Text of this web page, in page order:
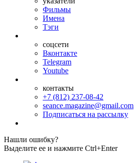
Фильмы
Имена
Тэги
соцсети
Вконтакте
Telegram
Youtube
контакты
+7 (812) 237-08-42
seance.magazine@gmail.com
Подписаться на рассылку
Нашли ошибку?
Выделите ее и нажмите Ctrl+Enter